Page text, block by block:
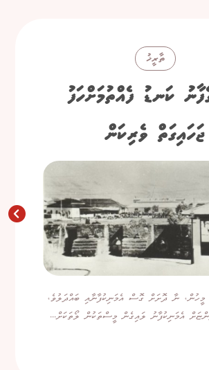
ތާރީޚު
ކަނޑު ފެއްތުމަށްހަފު
ޖަހައިގަތް ވެރިކަން
މީހުން، ނާ ދޮށަށް ގޮސް އެމަނިކުފާނާއި ބައްދަލުވެ،
އެމަނިކުފާނު ލައިގެން މީސްތަކުން ލޯތަކަށް...